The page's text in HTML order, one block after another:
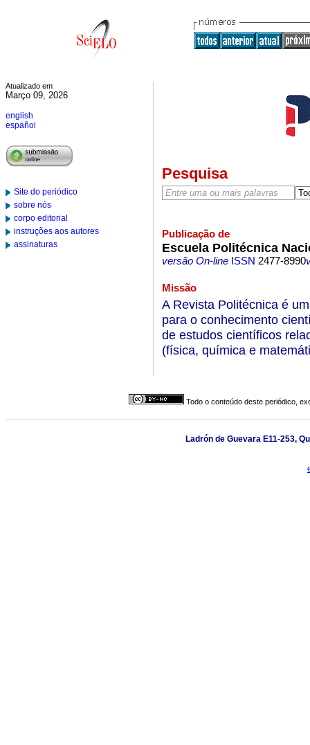
Atualizado em
Março 09, 2026
english
español
Site do periódico
sobre nós
corpo editorial
instruções aos autores
assinaturas
Pesquisa
Publicação de
Escuela Politécnica
versão On-lineISSN 2477-8990
Missão
A Revista Politécnica é
para o conhecimento
de estudos científicos
(física, química e
Todo o conteúdo deste periódico,
Ladrón de Guevara E11-253,